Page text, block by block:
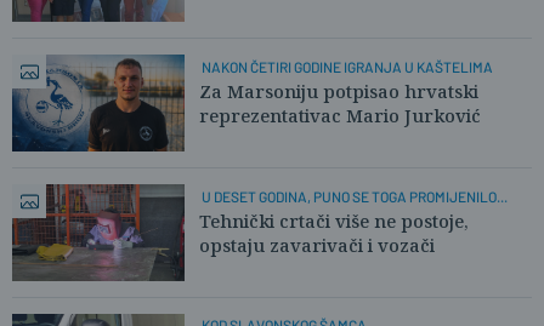
NAKON ČETIRI GODINE IGRANJA U KAŠTELIMA
Za Marsoniju potpisao hrvatski
reprezentativac Mario Jurković
U DESET GODINA, PUNO SE TOGA PROMIJENILO...
Tehnički crtači više ne postoje,
opstaju zavarivači i vozači